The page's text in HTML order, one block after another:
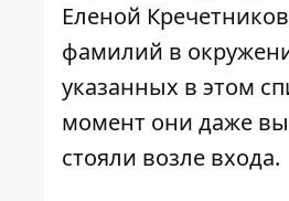
Еленой
фамилий в
указанных в этом
момент они даже
стояли возле входа.